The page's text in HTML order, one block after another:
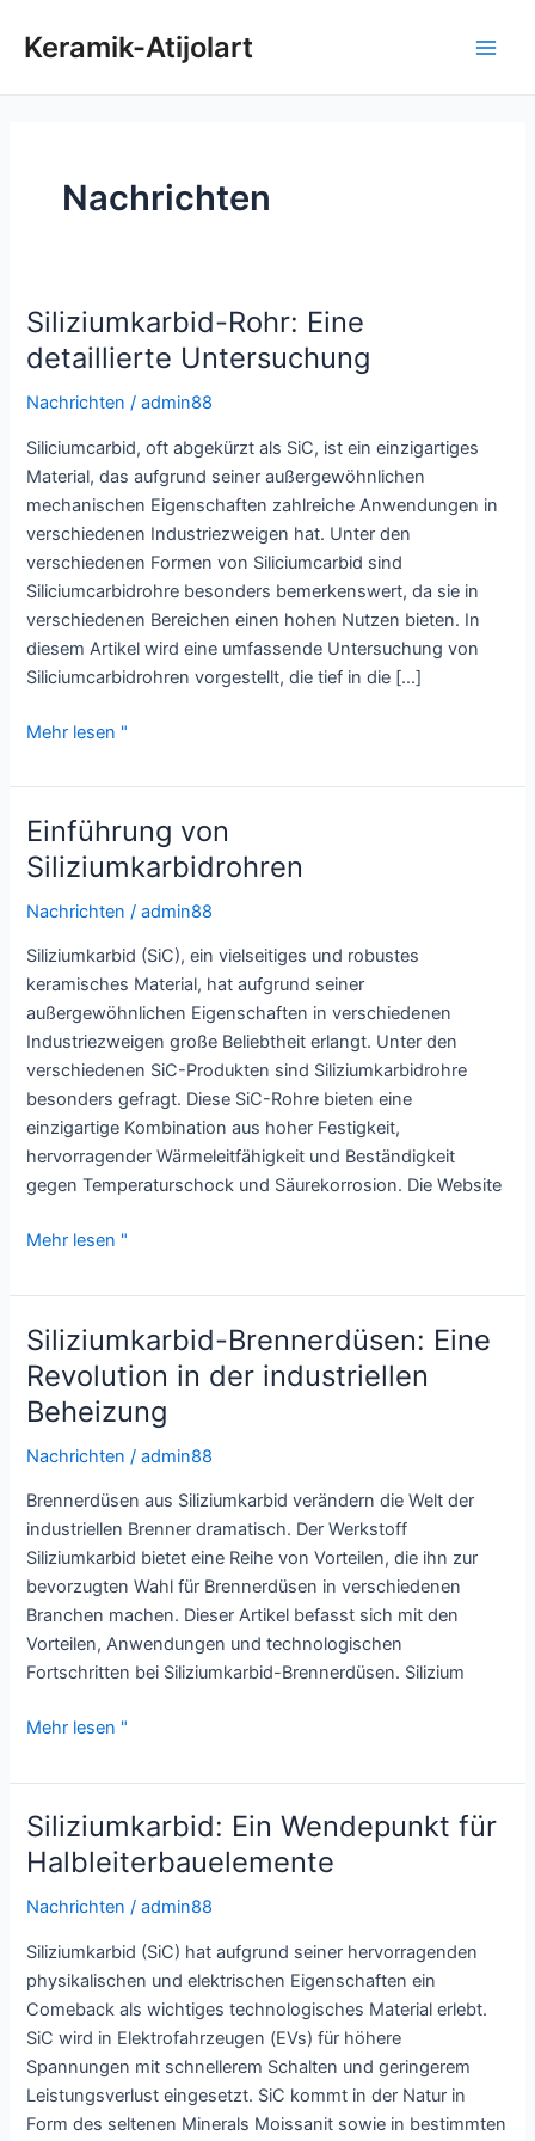
InhaltKeramik-Atijolart
Nachrichten
Siliziumkarbid-Rohr: Eine
detaillierte Untersuchung
Nachrichten /admin88
Siliciumcarbid, oft abgekürzt als SiC, ist ein einzigartiges
Material, das aufgrund seiner außergewöhnlichen
mechanischen Eigenschaften zahlreiche Anwendungen in
verschiedenen Industriezweigen hat. Unter den
verschiedenen Formen von Siliciumcarbid sind
Siliciumcarbidrohre besonders bemerkenswert, da sie in
verschiedenen Bereichen einen hohen Nutzen bieten. In
diesem Artikel wird eine umfassende Untersuchung von
Siliciumcarbidrohren vorgestellt, die tief in die [...]
Siliziumkarbid-
Eine
detaillierte
Untersuchung
Mehr lesen "
Einführung von
Siliziumkarbidrohren
Nachrichten /admin88
Siliziumkarbid (SiC), ein vielseitiges und robustes
keramisches Material, hat aufgrund seiner
außergewöhnlichen Eigenschaften in verschiedenen
Industriezweigen große Beliebtheit erlangt. Unter den
verschiedenen SiC-Produkten sind Siliziumkarbidrohre
besonders gefragt. Diese SiC-Rohre bieten eine
einzigartige Kombination aus hoher Festigkeit,
hervorragender Wärmeleitfähigkeit und Beständigkeit
gegen Temperaturschock und Säurekorrosion. Die Website
Einführung
Siliziumkarbidrohren
Mehr lesen "
Siliziumkarbid-Brennerdüsen: Eine
Revolution in der industriellen
Beheizung
Nachrichten /admin88
Brennerdüsen aus Siliziumkarbid verändern die Welt der
industriellen Brenner dramatisch. Der Werkstoff
Siliziumkarbid bietet eine Reihe von Vorteilen, die ihn zur
bevorzugten Wahl für Brennerdüsen in verschiedenen
Branchen machen. Dieser Artikel befasst sich mit den
Vorteilen, Anwendungen und technologischen
Fortschritten bei Siliziumkarbid-Brennerdüsen. Silizium
Siliziumkarbid-
Eine
Revolution
in
der
industriellen
Mehr lesen "
Siliziumkarbid: Ein Wendepunkt für
Halbleiterbauelemente
Nachrichten /admin88
Siliziumkarbid (SiC) hat aufgrund seiner hervorragenden
physikalischen und elektrischen Eigenschaften ein
Comeback als wichtiges technologisches Material erlebt.
SiC wird in Elektrofahrzeugen (EVs) für höhere
Spannungen mit schnellerem Schalten und geringerem
Leistungsverlust eingesetzt. SiC kommt in der Natur in
Form des seltenen Minerals Moissanit sowie in bestimmten